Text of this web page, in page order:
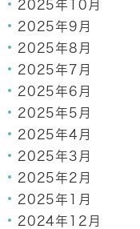
2025年10月
2025年9月
2025年8月
2025年7月
2025年6月
2025年5月
2025年4月
2025年3月
2025年2月
2025年1月
2024年12月